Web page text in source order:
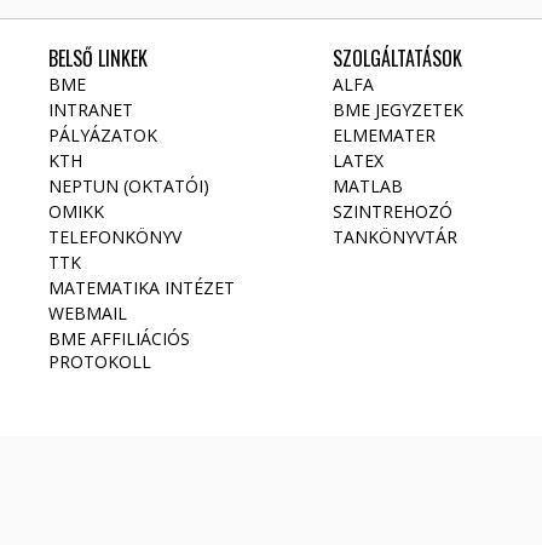
BELSŐ LINKEK
BME
INTRANET
PÁLYÁZATOK
KTH
NEPTUN (OKTATÓI)
OMIKK
TELEFONKÖNYV
TTK
MATEMATIKA INTÉZET
WEBMAIL
BME AFFILIÁCIÓS
PROTOKOLL
SZOLGÁLTATÁSOK
ALFA
BME JEGYZETEK
ELMEMATER
LATEX
MATLAB
SZINTREHOZÓ
TANKÖNYVTÁR